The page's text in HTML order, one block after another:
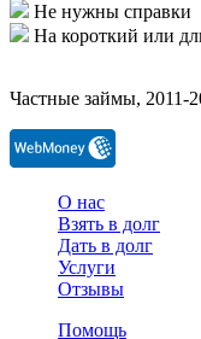
Не нужны справки
На короткий или
Частные займы, 2011-
О нас
Взять в долг
Дать в долг
Услуги
Отзывы
Помощь